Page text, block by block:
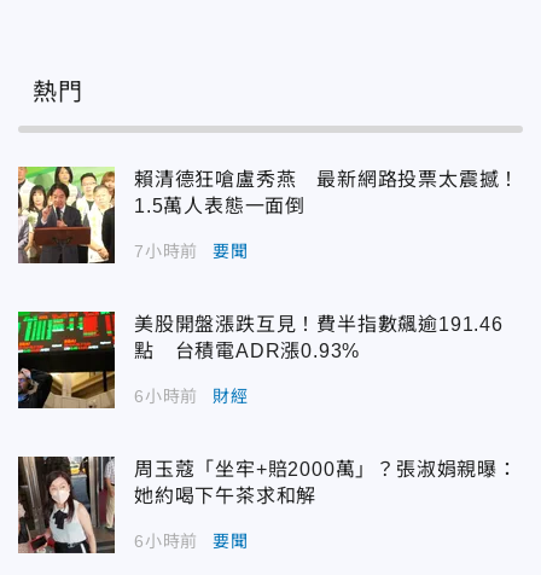
熱門
賴清德狂嗆盧秀燕 最新網路投票太震撼！
1.5萬人表態一面倒
7小時前 要聞
美股開盤漲跌互見！費半指數飆逾191.46
點 台積電ADR漲0.93%
6小時前 財經
周玉蔻「坐牢+賠2000萬」？張淑娟親曝：
她約喝下午茶求和解
6小時前 要聞